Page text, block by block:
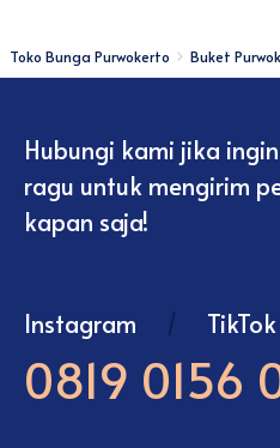
Toko Bunga Purwokerto Buket
Hubungi kami jika
ragu untuk mengirim
kapan saja!
Instagram / TikTok
0819 0156